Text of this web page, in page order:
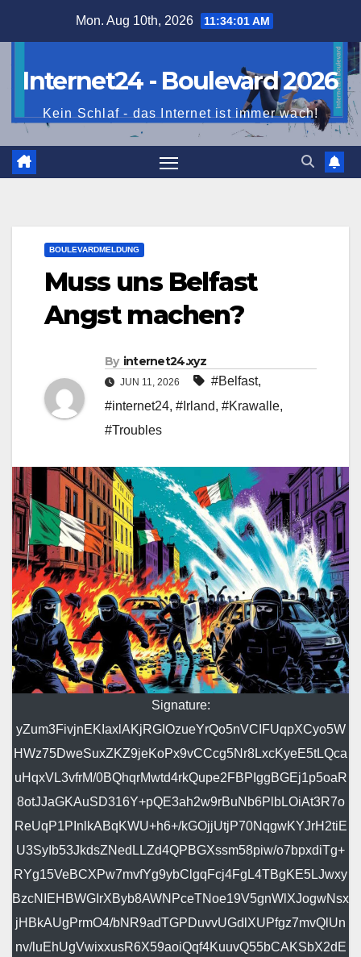
Mon. Aug 10th, 2026 11:34:02 AM
Internet24 - Boulevard 2026
Kein Schlaf - das Internet ist immer wach!
BOULEVARDMELDUNG
Muss uns Belfast
Angst machen?
By internet24.xyz
JUN 11, 2026 #Belfast,
#internet24, #Irland, #Krawalle,
#Troubles
Signature:
yZum3FivjnEKIaxlAKjRGIOzueYrQo5nVCIFUqpXCyo5W
HWz75DweSuxZKZ9jeKoPx9vCCcg5Nr8LxcKyeE5tLQca
uHqxVL3vfrM/0BQhqrMwtd4rkQupe2FBPIggBGEj1p5oaR
8otJJaGKAuSD316Y+pQE3ah2w9rBuNb6PlbLOiAt3R7o
ReUqP1PInlkABqKWU+h6+/kGOjjUtjP70NqgwKYJrH2tiE
U3SyIb53JkdsZNedLLZd4QPBGXssm58piw/o7bpxdiTg+
RYg15VeBCXPw7mvfYg9ybClgqFcj4FgL4TBgKE5LJwxy
BzcNIEHBWGIrXByb8AWNPceTNoe19V5gnWlXJogwNsx
jHBkAUgPrmO4/bNR9adTGPDuvvUGdlXUPfgz7mvQlUn
nv/luEhUgVwixxusR6X59aoiQqf4KuuvQ55bCAKSbX2dE